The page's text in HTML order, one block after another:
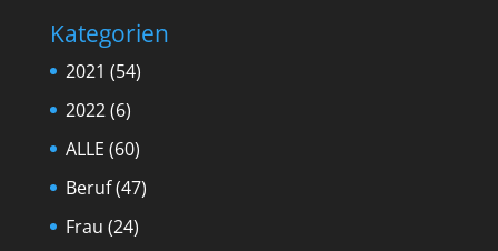
Kategorien
2021 (54)
2022(6)
ALLE (60)
Beruf(47)
Frau (24)